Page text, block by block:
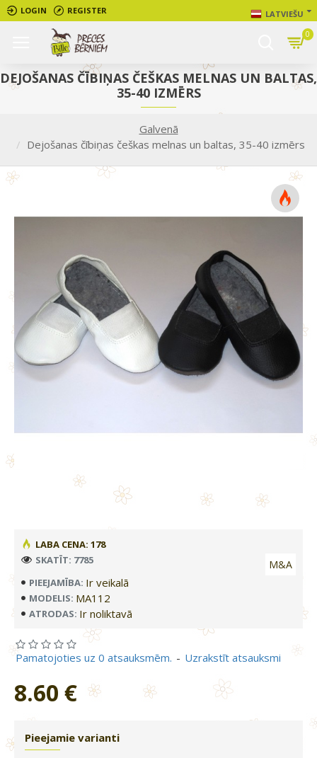
LOGIN REGISTER LATVIEŠU
0
Galvenā
Dejošanas čībiņas češkas melnas un baltas, 35-40 izmērs
DEJOŠANAS ČĪBIŅAS ČEŠKAS MELNAS UN BALTAS,
35-40 IZMĒRS
PIEEJAMĪBA: Ir veikalā
MODELIS: MA112
ATRODAS: Ir noliktavā
M&A
LABA CENA: 178
SKATĪT: 7785
Pamatojoties uz 0 atsauksmēm. - Uzrakstīt atsauksmi
8.60 €
Pieejamie varianti